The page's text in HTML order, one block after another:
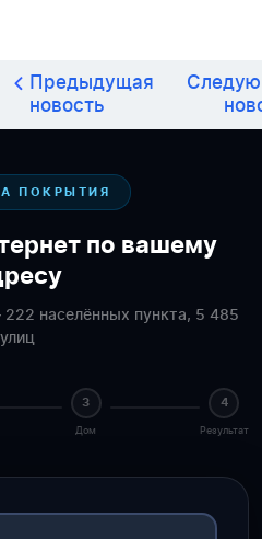
Предыдущая
новость
ПОКРЫТИЯ
по вашему
населённых пункта, 5 485
улиц
3
Дом
4
Результат